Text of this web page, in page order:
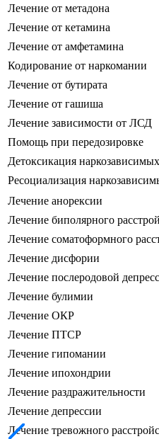
Лечение от метадона
Лечение от кетамина
Лечение от амфетамина
Кодирование от наркомании
Лечение от бутирата
Лечение от гашиша
Лечение зависимости от ЛСД
Помощь при передозировке
Детоксикация наркозависимых
Ресоциализация
Лечение анорексии
Лечение биполярного
Лечение соматоформного
Лечение дисфории
Лечение послеродовой
Лечение булимии
Лечение ОКР
Лечение ПТСР
Лечение гипомании
Лечение ипохондрии
Лечение раздражительности
Лечение депрессии
Лечение тревожного